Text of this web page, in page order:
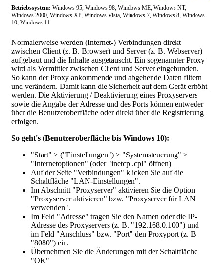
Betriebssystem: Windows 95, Windows 98, Windows ME, Windows NT,
Windows 2000, Windows XP, Windows Vista, Windows 7, Windows 8, Windows
10, Windows 11
Normalerweise werden (Internet-) Verbindungen direkt
zwischen Client (z. B. Browser) und Server (z. B. Webserver)
aufgebaut und die Inhalte ausgetauscht. Ein sogenannter Proxy
wird als Vermittler zwischen Client und Server eingebunden.
So kann der Proxy ankommende und abgehende Daten filtern
und verändern. Damit kann die Sicherheit auf dem Gerät erhöht
werden. Die Aktivierung / Deaktivierung eines Proxyservers
sowie die Angabe der Adresse und des Ports können entweder
über die Benutzeroberfläche oder direkt über die Registrierung
erfolgen.
So geht's (Benutzeroberfläche bis Windows 10):
"Start" > ("Einstellungen") > "Systemsteuerung" >
"Internetoptionen" (oder "inetcpl.cpl" öffnen)
Auf der Seite "Verbindungen" klicken Sie auf die
Schaltfläche "LAN-Einstellungen".
Im Abschnitt "Proxyserver" aktivieren Sie die Option
"Proxyserver aktivieren" bzw. "Proxyserver für LAN
verwenden".
Im Feld "Adresse" tragen Sie den Namen oder die IP-
Adresse des Proxyservers (z. B. "192.168.0.100") und
im Feld "Anschluss" bzw. "Port" den Proxyport (z. B.
"8080") ein.
Übernehmen Sie die Änderungen mit der Schaltfläche
"OK"